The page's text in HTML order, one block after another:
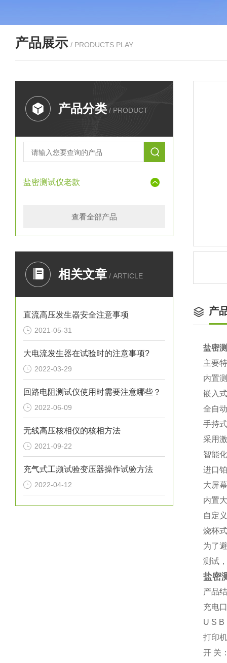
产品展示 / PRODUCTS PLAY
产品分类 / PRODUCT
盐密测试仪老款
查看全部产品
相关文章 / ARTICLE
直流高压发生器安全注意事项
2021-05-31
大电流发生器在试验时的注意事项?
2022-03-29
回路电阻测试仪使用时需要注意哪些？
2022-06-09
无线高压核相仪的核相方法
2021-09-22
充气式工频试验变压器操作试验方法
2022-04-12
产
盐密
主要
内置
嵌入
全自
手持
采用
智能
进口
大屏
内置
自定
烧杯
为了
测试
盐密
产品
充电
U S B
打印
开 关